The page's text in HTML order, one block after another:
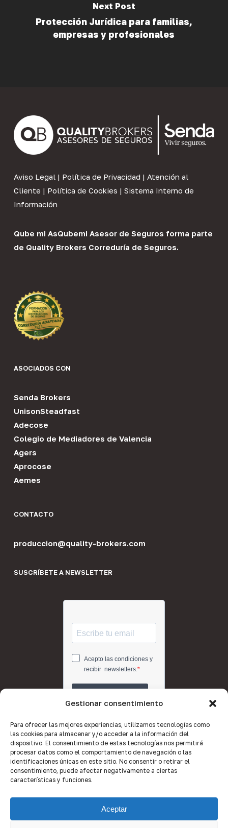
Gestionar consentimiento
Para ofrecer las mejores experiencias, utilizamos tecnologías como
las cookies para almacenar y/o acceder a la información del
dispositivo. El consentimiento de estas tecnologías nos permitirá
procesar datos como el comportamiento de navegación o las
identificaciones únicas en este sitio. No consentir o retirar el
consentimiento, puede afectar negativamente a ciertas
características y funciones.
Aceptar
Next Post
Protección Jurídica para familias,
empresas y profesionales
Aviso Legal| Política de Privacidad | Atención al
Cliente | Política de Cookies | Sistema Interno de
Información
Qube mi AsQubemi Asesor de Seguros forma parte
de Quality Brokers Correduría de Seguros.
ASOCIADOS CON
Senda Brokers
UnisonSteadfast
Adecose
Colegio de Mediadores de Valencia
Agers
Aprocose
Aemes
CONTACTO
produccion@quality-brokers.com
SUSCRÍBETE A NEWSLETTER